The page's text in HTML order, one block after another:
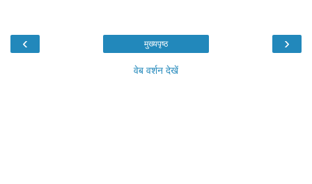
‹ ›
मुख्यपृष्ठ
वेब वर्शन देखें